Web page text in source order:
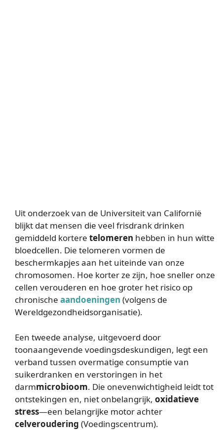
Uit onderzoek van de Universiteit van Californië
blijkt dat mensen die veel frisdrank drinken
gemiddeld kortere telomeren hebben in hun witte
bloedcellen. Die telomeren vormen de
beschermkapjes aan het uiteinde van onze
chromosomen. Hoe korter ze zijn, hoe sneller onze
cellen verouderen en hoe groter het risico op
chronische aandoeningen (volgens de
Wereldgezondheidsorganisatie).
Een tweede analyse, uitgevoerd door
toonaangevende voedingsdeskundigen, legt een
verband tussen overmatige consumptie van
suikerdranken en verstoringen in het
darmmicrobioom. Die onevenwichtigheid leidt tot
ontstekingen en, niet onbelangrijk, oxidatieve
stress—een belangrijke motor achter
celveroudering (Voedingscentrum).